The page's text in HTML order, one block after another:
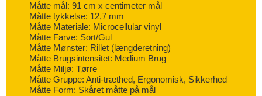
Måtte mål: 91 cm x centimeter mål
Måtte tykkelse: 12,7 mm
Måtte Materiale: Microcellular vinyl
Måtte Farve: Sort/Gul
Måtte Mønster: Rillet (længderetning)
Måtte Brugsintensitet: Medium Brug
Måtte Miljø: Tørre
Måtte Gruppe: Anti-træthed, Ergonomisk, Sikkerhed
Måtte Form: Skåret måtte på mål